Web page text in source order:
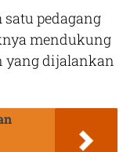
pedagang
mendukung
yang dijalankan